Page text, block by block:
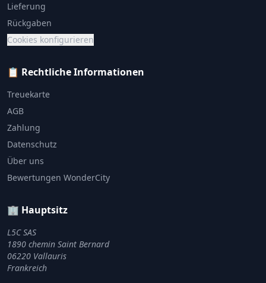
Lieferung
Rückgaben
Cookies konfigurieren
📋 Rechtliche Informationen
Treuekarte
AGB
Zahlung
Datenschutz
Über uns
Bewertungen WonderCity
🏢 Hauptsitz
L5C SAS
1890 chemin Saint Bernard
06220 Vallauris
Frankreich